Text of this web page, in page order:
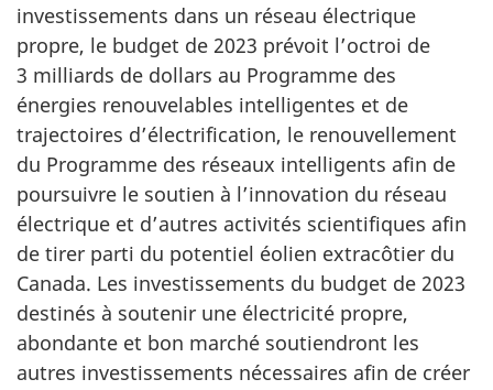
investissements dans un réseau électrique
propre, le budget de 2023 prévoit l’octroi de
3 milliards de dollars au Programme des
énergies renouvelables intelligentes et de
trajectoires d’électrification, le renouvellement
du Programme des réseaux intelligents afin de
poursuivre le soutien à l’innovation du réseau
électrique et d’autres activités scientifiques afin
de tirer parti du potentiel éolien extracôtier du
Canada. Les investissements du budget de 2023
destinés à soutenir une électricité propre,
abondante et bon marché soutiendront les
autres investissements nécessaires afin de créer